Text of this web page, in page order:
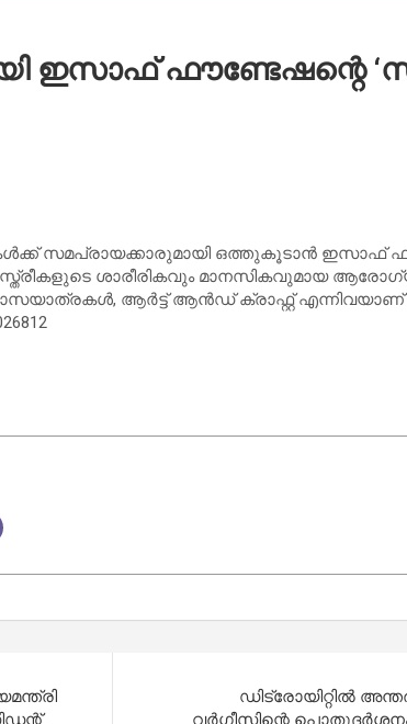
ഇസാഫ് ഫൗണ്ടേഷന്റെ
സമപ്രായക്കാരുമായി ഒത്തുകൂടാൻ ഇസാഫ്
സ്ത്രീകളുടെ ശാരീരികവും മാനസികവുമായ
ആർട്ട് ആൻഡ് ക്രാഫ്റ്റ് എന്നിവയാണ്
ഡിട്രോയിറ്റിൽ
വർഗീസിന്റെ